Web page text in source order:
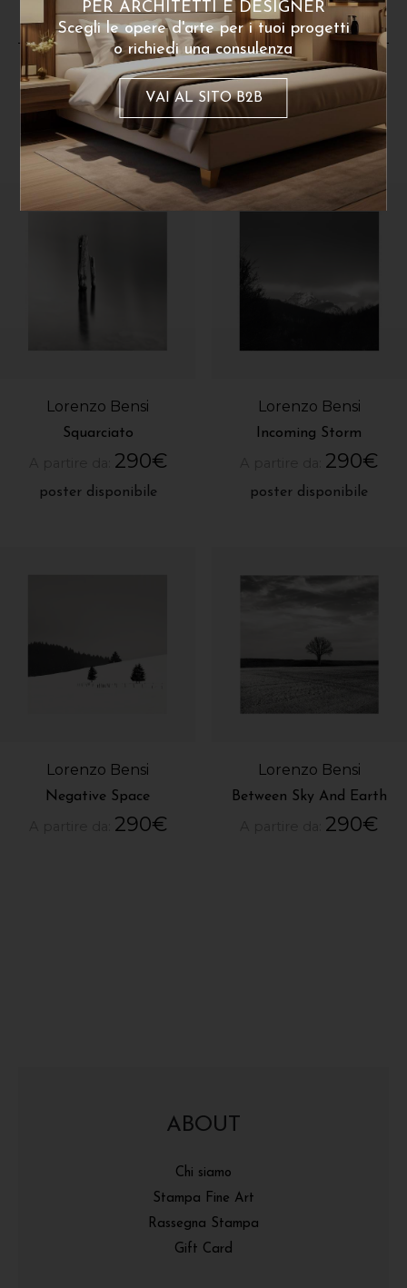
Dello stesso artista
Lorenzo Bensi
Squarciato
290€
poster disponibile
Lorenzo Bensi
Incoming Storm
290€
poster disponibile
Lorenzo Bensi
Negative Space
290€
Lorenzo Bensi
Between Sky And Earth
290€
PER ARCHITETTI E DESIGNER
Scegli le opere d'arte per i tuoi progetti
o richiedi una consulenza
VAI AL SITO B2B
ABOUT
Chi siamo
Stampa Fine Art
Rassegna Stampa
Gift Card